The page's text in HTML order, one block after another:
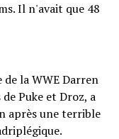
Il n'avait que 48
la WWE Darren
Puke et Droz, a
après une terrible